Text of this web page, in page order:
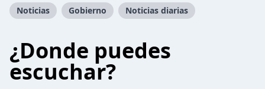
Noticias Gobierno Noticias diarias
¿Donde puedes
escuchar?